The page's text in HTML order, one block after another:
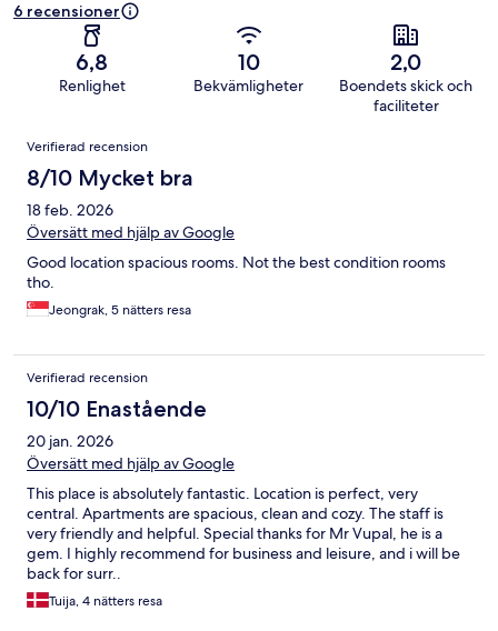
6 recensioner
6,8
Renlighet
10
Bekvämligheter
2,0
Boendets skick och
faciliteter
Recensioner
Verifierad recension
8/10 Mycket bra
18 feb. 2026
Översätt med hjälp av Google
Good location spacious rooms. Not the best condition rooms
tho.
Jeongrak, 5 nätters resa
Verifierad recension
10/10 Enastående
20 jan. 2026
Översätt med hjälp av Google
This place is absolutely fantastic. Location is perfect, very
central. Apartments are spacious, clean and cozy. The staff is
very friendly and helpful. Special thanks for Mr Vupal, he is a
gem. I highly recommend for business and leisure, and i will be
back for surr..
Tuija, 4 nätters resa